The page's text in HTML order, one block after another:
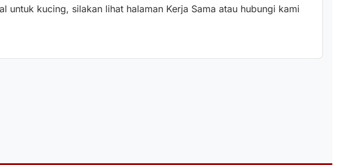
kucing, silakan lihat halaman Kerja Sama atau hubungi kami